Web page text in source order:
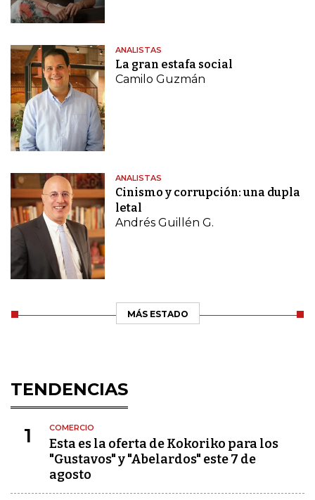
ANALISTAS
La gran estafa social
Camilo Guzmán
ANALISTAS
Cinismo y corrupción: una dupla
letal
Andrés Guillén G.
MÁS ESTADO
TENDENCIAS
1 COMERCIO
Esta es la oferta de Kokoriko para los
"Gustavos" y "Abelardos" este 7 de
agosto